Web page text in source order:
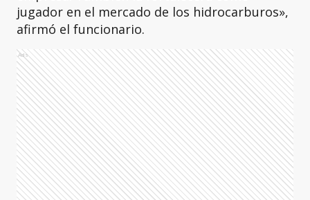
jugador en el mercado de los hidrocarburos»,
afirmó el funcionario.
Ads